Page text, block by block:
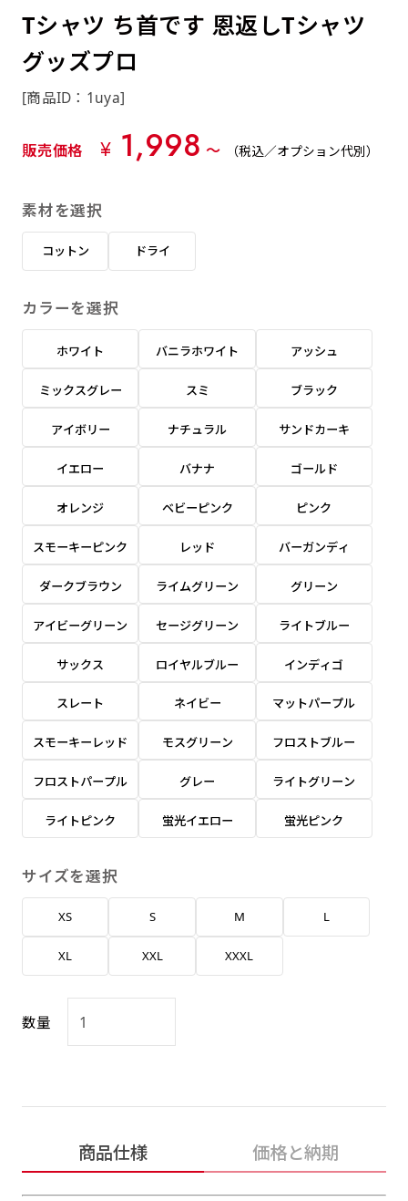
Tシャツ ち首です 恩返しTシャツ
グッズプロ
[商品ID：1uya]
販売価格 ¥ 1,998 〜 （税込／オプション代別）
素材を選択
コットン ドライ
カラーを選択
ホワイト バニラホワイト アッシュ
ミックスグレー スミ ブラック
アイボリー ナチュラル サンドカーキ
イエロー バナナ ゴールド
オレンジ ベビーピンク ピンク
スモーキーピンク レッド バーガンディ
ダークブラウン ライムグリーン グリーン
アイビーグリーン セージグリーン ライトブルー
サックス ロイヤルブルー インディゴ
スレート ネイビー マットパープル
スモーキーレッド モスグリーン フロストブルー
フロストパープル グレー ライトグリーン
ライトピンク 蛍光イエロー 蛍光ピンク
サイズを選択
XS S M L
XL XXL XXXL
数量
商品仕様 価格と納期
つくった、◯◯のぼり」の様に曖昧でも構い
ません。
リピート（要画像確認）［ +298円 ］
弊社よりJPG画像をお送りします。ご確認のお
入稿（AI／PSD）
購入時の案内に沿って入稿してください。［
入稿（AI／PSD）（要画像確認）［ +298円
］
弊社よりJPG画像をお送りします。ご確認のお
返事を頂いたあとに製作開始いたします。
デザイン依頼［ +3,998円 ］
イルまたは、文章でお知らせください。
文字だけのぼり［ +1,298円 ］
ご購入時の案内に沿って、文字をご指定くだ
さい。
文字だけのぼり（要画像確認）［ +1,598円
弊社よりJPG画像をお送りします。ご確認のお
返事を頂いたあとに製作開始いたします。
する場合があります。
セル不可となります。
名入れ［+999円］
文字のみの名入れが可能です。
名入れ（要画像確認）［+1,298円］
弊社よりJPG画像をお送りします。ご確認のお
返事を頂いたあとに製作開始いたします。
ロゴ有り名入れ［ +1,498円］
ご購入時の案内にそって、デザイン画のファ
イルまたは、文章でお知らせください。
ロゴ有り名入れ（要画像確認）［ +1,798
円］
弊社よりJPG画像をお送りします。ご確認のお
返事を頂いたあとに製作開始いたします。
デザインの色や文字等が変更いただけます。
幅は標準サイズですが高さが30cm 低いです。
近距離の歩行者や、特に女性の目線を意識したい
スリム(45x180)
飾る場所に対して、標準サイズでは大きすぎると
感じる場合や、立てる本数を増やしたい場合はこ
ちらです。
幅が15cm 狭くなっておりスリムな印象を受けま
す。
コンパクト(45x150)
あまり一般的でないサイズですが最近、注文が増
コンビニさんなどで多いです。 お店の外観の邪魔
になりづらく、狭い範囲で沢山飾れます。
魔になりにくいのがポイントです。ハーフ用のポ
ールが必要です。
台座タイプ・吸盤タイプ・クリップタイプがござ
います。レジカウンターや商品棚にぴったりで
幅は標準サイズですが高さが30cm 低いです。
近距離の歩行者や、特に女性の目線を意識したい
スリム(180x45)
飾る場所に対して、標準サイズでは大きすぎると
感じる場合や、立てる本数を増やしたい場合はこ
ちらです。
幅が15cm 狭くなっておりスリムな印象を受けま
す。
コンパクト(150x45)
あまり一般的でないサイズですが最近、注文が増
コンビニさんなどで多いです。 お店の外観の邪魔
になりづらく、狭い範囲で沢山飾れます。
店内用です。お客さんの歩行や陳列した商品の邪
魔になりにくいのがポイントです。ハーフ用のポ
ールが必要です。
台座タイプ・吸盤タイプ・クリップタイプがござ
います。レジカウンターや商品棚にぴったりで
上下チチ
チチ無し
上左チチと
上右チチと
左棒袋縫い
右棒袋縫い
（上と右）
上棒袋縫い
（上のみ）
上下棒袋縫い
（上と下）
タペストリー
加工
※パイプ紐付き
その他
※備考欄に要望をお書きください
Aバナー用チチ
（上2下2）
上左右チチ
（上と左右）
ハトメ四隅
ハトメ上4つ
（+1営業日）
ハトメ上下4つ
（+1営業日）
上棒袋縫い
（上のみ）
（上のみ） その他
※備考欄に要望をお書きください
四辺補強
ポンジをやや厚くした生地です。ポンジと比
べると約2倍の厚みがあります。タペストリー
1本（2分割）の場合だと
文字の間にスリットが入ります